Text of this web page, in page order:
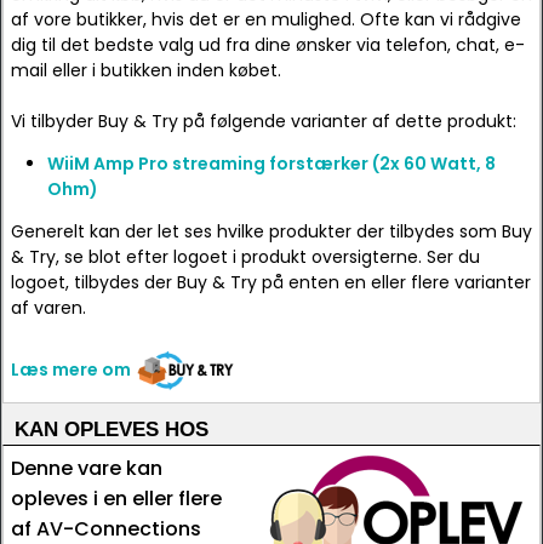
af vore butikker, hvis det er en mulighed. Ofte kan vi rådgive
dig til det bedste valg ud fra dine ønsker via telefon, chat, e-
mail eller i butikken inden købet.
Vi tilbyder Buy & Try på følgende varianter af dette produkt:
WiiM Amp Pro streaming forstærker (2x 60 Watt, 8
Ohm)
Generelt kan der let ses hvilke produkter der tilbydes som Buy
& Try, se blot efter logoet i produkt oversigterne. Ser du
logoet, tilbydes der Buy & Try på enten en eller flere varianter
af varen.
Læs mere om
KAN OPLEVES HOS
Denne vare kan
opleves i en eller flere
af AV-Connections